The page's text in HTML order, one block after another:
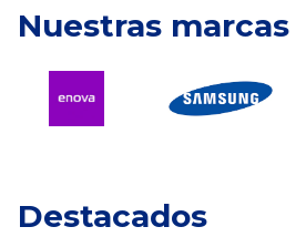
Nuestras marcas
Destacados